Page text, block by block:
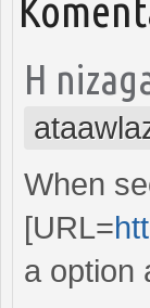
H
When
[URL=
a option